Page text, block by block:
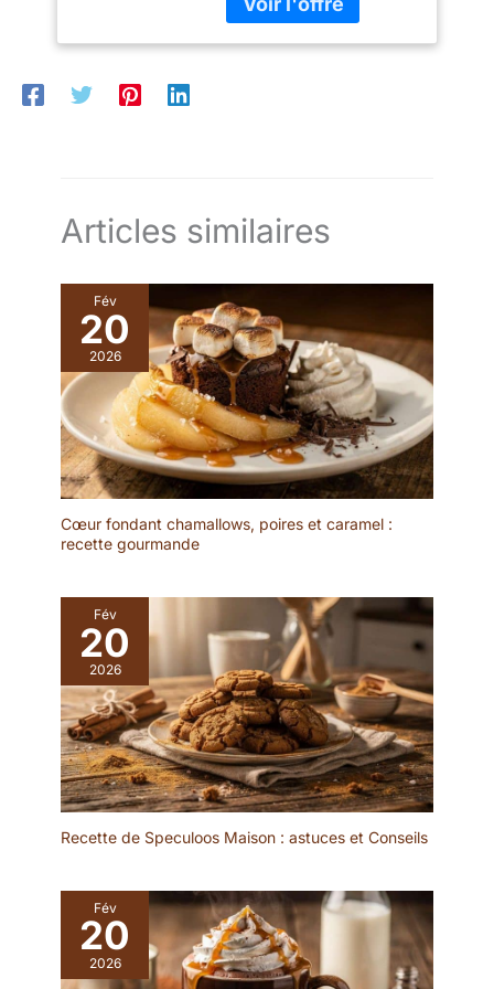
utilisation polyvalente. Le
plateau comporte cinq
couvercle transparent] :
couvercle transparent qui
vous permet de bien voir
les aliments à l'intérieur
et qui empêche
efficacement la poussière
ou les insectes de
tomber sur les aliments. Il
est idéal pour le thé de
l'après-midi, les fêtes
repas de famille.
présentoir à gâteaux
multifonctionnel est
fabriqué en bois, sans
BPA, sain et écologique,
vous pouvez donc
l'utiliser sans hésitation.
Le présentoir à gâteaux
est transparent et
élégant, léger et facile à
transporter, et sûr à
utiliser. Il est idéal comme
comme cadeau de
fiançailles ou comme
cadeau d'anniversaire.
✔[Facile à nettoyer] : le
colis: 1.02 kilograms
Articles similaires
Fév
20
2026
Cœur fondant chamallows, poires et caramel :
recette gourmande
Fév
20
2026
Recette de Speculoos Maison : astuces et Conseils
Fév
20
2026